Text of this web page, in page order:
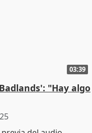
03:39
"Hay algo